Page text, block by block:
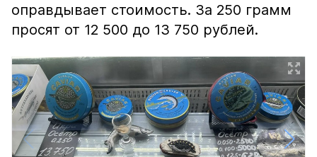
оправдывает стоимость. За 250 грамм
просят от 12 500 до 13 750 рублей.